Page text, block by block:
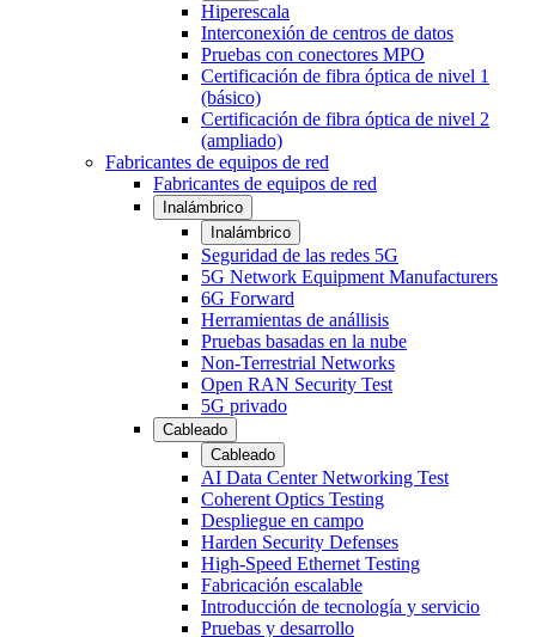
Hiperescala
Interconexión de centros de datos
Pruebas con conectores MPO
Certificación de fibra óptica de nivel 1
(básico)
Certificación de fibra óptica de nivel 2
(ampliado)
Fabricantes de equipos de red
Fabricantes de equipos de red
Inalámbrico
Inalámbrico
Seguridad de las redes 5G
5G Network Equipment Manufacturers
6G Forward
Herramientas de anállisis
Pruebas basadas en la nube
Non-Terrestrial Networks
Open RAN Security Test
5G privado
Cableado
Cableado
AI Data Center Networking Test
Coherent Optics Testing
Despliegue en campo
Harden Security Defenses
High-Speed Ethernet Testing
Fabricación escalable
Introducción de tecnología y servicio
Pruebas y desarrollo